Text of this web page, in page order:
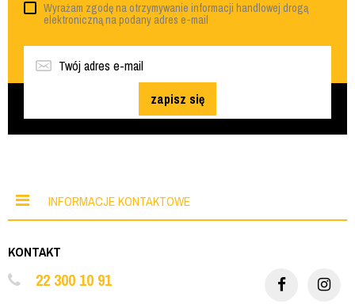
Wyrażam zgodę na otrzymywanie informacji handlowej drogą
elektroniczną na podany adres e-mail
zapisz się
INFORMACJE KONTAKTOWE
KONTAKT
22 300 10 91